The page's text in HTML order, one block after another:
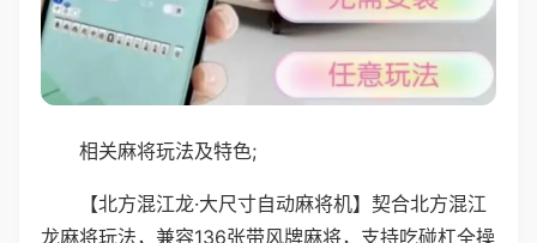
相关麻将玩法及特色;
【北方混江龙·大尺寸自动麻将机】契合北方混江
龙麻将玩法，兼容136张带风牌麻将，支持吃碰杠全操